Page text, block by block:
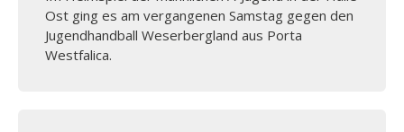
Ost ging es am vergangenen Samstag gegen den
Jugendhandball Weserbergland aus Porta
Westfalica.